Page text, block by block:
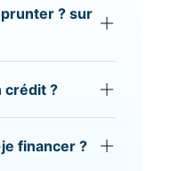
? sur
crédit ?
financer ?